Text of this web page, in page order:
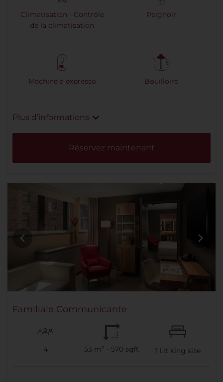
Climatisation - Contrôle
de la climatisation
Peignoir
Machine à expresso Bouilloire
Plus d’informations
Réservez maintenant
Familiale Communicante
4 53 m² - 570 sqft 1 Lit king size